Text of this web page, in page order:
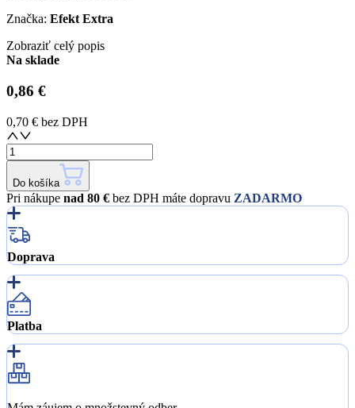
Značka: Efekt Extra
Zobraziť celý popis
Na sklade
0,86 €
0,70 € bez DPH
Do košíka
Pri nákupe nad 80 € bez DPH máte dopravu ZADARMO
Doprava
Platba